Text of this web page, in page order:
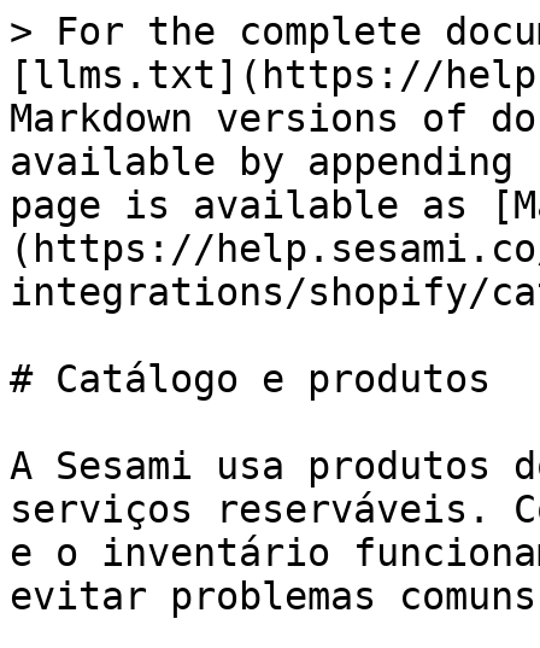
> For the complete
[llms.txt](https://
Markdown versions of
available by
page is available as
(https://
integrations/shopify/
# Catálogo e produtos
A Sesami usa produtos
serviços reserváveis.
e o inventário
evitar problemas